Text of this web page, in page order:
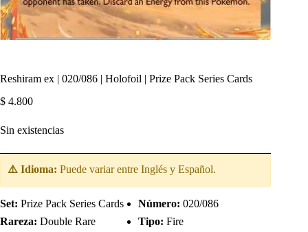
Reshiram ex | 020/086 | Holofoil | Prize Pack Series Cards
$ 4.800
Sin existencias
⚠️ Idioma: Puede variar entre Inglés y Español.
Set: Prize Pack Series Cards Número: 020/086
Rareza: Double Rare Tipo: Fire